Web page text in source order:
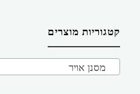
קטגוריות מוצרים
מסנן אויר